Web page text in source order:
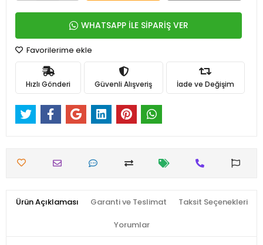
WHATSAPP İLE SİPARİŞ VER
Favorilerime ekle
Hızlı Gönderi Güvenli Alışveriş İade ve Değişim
Ürün Açıklaması Garanti ve Teslimat Taksit Seçenekleri
Yorumlar